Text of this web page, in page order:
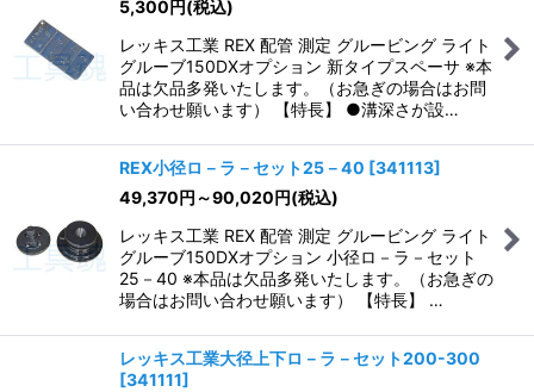
5,300円(税込)
レッキス工業 REX 配管 測定 グルービング ライト
グルーブ150DXオプション 新タイプスペーサ ※本
品は欠品多発いたします。（お急ぎの場合はお問
い合わせ願います） 【特長】 ●溝深さが設…
REX小径ロ－ラ－セット25－40 [341113]
49,370円 ～90,020円(税込)
レッキス工業 REX 配管 測定 グルービング ライト
グルーブ150DXオプション 小径ロ－ラ－セット
25－40 ※本品は欠品多発いたします。（お急ぎの
場合はお問い合わせ願います） 【特長】 …
レッキス工業大径上下ロ－ラ－セット200-300
[341111]